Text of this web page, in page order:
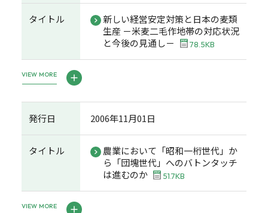
タイトル
新しい経営安定対策と日本の麦類
生産 －米麦二毛作地帯の対応状況
と今後の見通し－
78.5KB
VIEW MORE
発行日 2006年11月01日
タイトル
農業において「昭和一桁世代」か
ら「団塊世代」へのバトンタッチ
は進むのか
51.7KB
VIEW MORE